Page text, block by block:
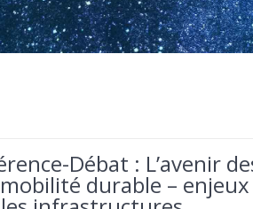
Débat : L’avenir
durable –